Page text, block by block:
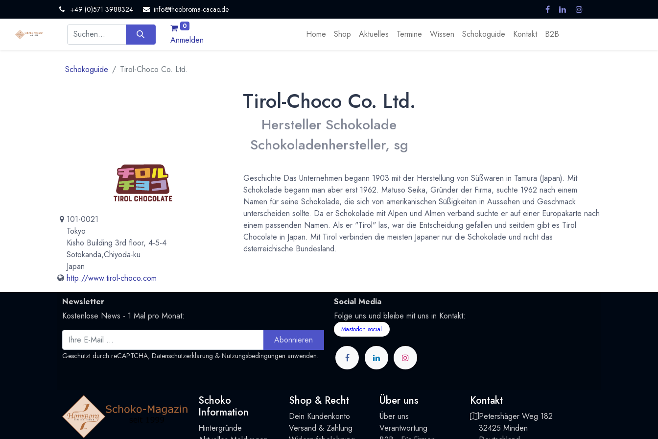
+49 (0)571 3988324 info@theobroma-cacao.de
0
Anmelden
Home Shop Aktuelles Termine Wissen Schokoguide Kontakt B2B
Schokoguide Tirol-Choco Co. Ltd.
Tirol-Choco Co. Ltd.
Hersteller Schokolade
Schokoladenhersteller, sg
101-0021
Tokyo
Kisho Building 3rd floor, 4-5-4
Sotokanda,Chiyoda-ku
Japan
http://www.tirol-choco.com
Geschichte Das Unternehmen begann 1903 mit der Herstellung von Süßwaren in Tamura (Japan). Mit
Schokolade begann man aber erst 1962. Matuso Seika, Gründer der Firma, suchte 1962 nach einem
Namen für seine Schokolade, die sich von amerikanischen Süßigkeiten in Aussehen und Geschmack
unterscheiden sollte. Da er Schokolade mit Alpen und Almen verband suchte er auf einer Europakarte nach
einem passenden Namen. Als er "Tirol" las, war die Entscheidung gefallen und seitdem gibt es Tirol
Chocolate in Japan. Mit Tirol verbinden die meisten Japaner nur die Schokolade und nicht das
österreichische Bundesland.
Newsletter
Kostenlose News - 1 Mal pro Monat:
Abonnieren
Geschützt durch reCAPTCHA, Datenschutzerklärung & Nutzungsbedingungen anwenden.
Social Media
Folge uns und bleibe mit uns in Kontakt:
Mastodon.social
Schoko
Information
Hintergründe
Shop & Recht
Dein Kundenkonto
Versand & Zahlung
Über uns
Über uns
Verantwortung
Kontakt
Petershäger Weg 182
32425 Minden